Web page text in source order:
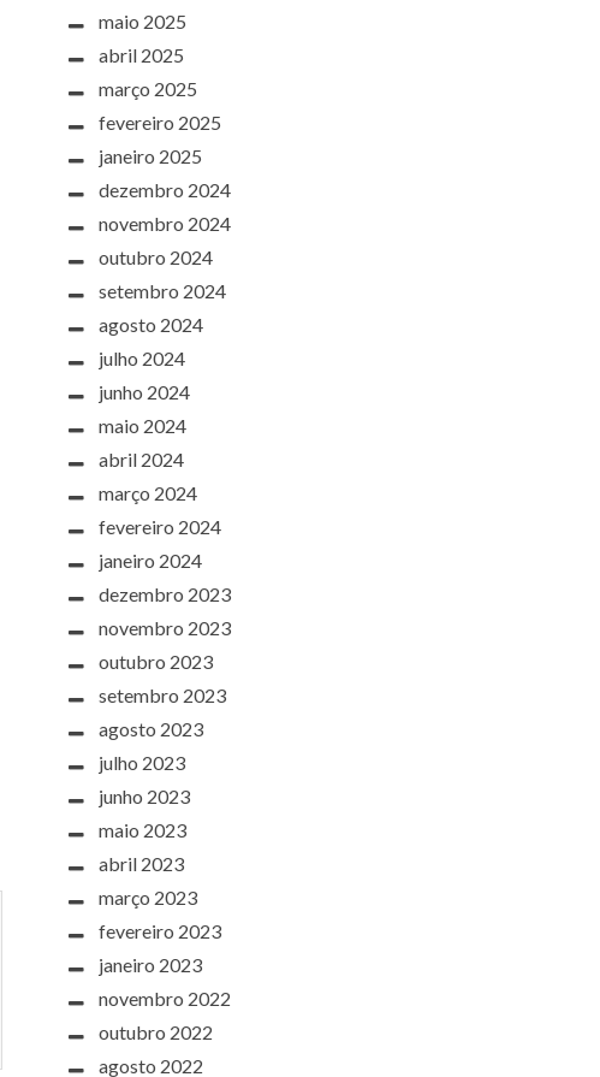
maio 2025
abril 2025
março 2025
fevereiro 2025
janeiro 2025
dezembro 2024
novembro 2024
outubro 2024
setembro 2024
agosto 2024
julho 2024
junho 2024
maio 2024
abril 2024
março 2024
fevereiro 2024
janeiro 2024
dezembro 2023
novembro 2023
outubro 2023
setembro 2023
agosto 2023
julho 2023
junho 2023
maio 2023
abril 2023
março 2023
fevereiro 2023
janeiro 2023
novembro 2022
outubro 2022
agosto 2022